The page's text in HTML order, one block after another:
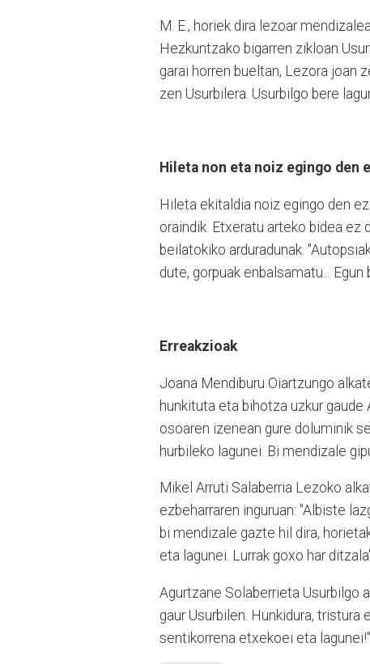
M. E., horiek dira lezoar
Hezkuntzako bigarren zikloan
garai horren bueltan, Lezora joan
zen Usurbilera. Usurbilgo bere
Hileta non eta noiz egingo den
Hileta ekitaldia noiz egingo den
oraindik. Etxeratu arteko bidea ez
beilatokiko arduradunak.
dute, gorpuak enbalsamatu...
Erreakzioak
Joana Mendiburu Oiartzungo
hunkituta eta bihotza uzkur
osoaren izenean gure doluminik
hurbileko lagunei. Bi mendizale
Mikel Arruti Salaberria Lezoko
ezbeharraren inguruan: "Albiste
bi mendizale gazte hil dira,
eta lagunei. Lurrak goxo har
Agurtzane Solaberrieta Usurbilgo
gaur Usurbilen. Hunkidura,
sentikorrena etxekoei eta lagunei!".